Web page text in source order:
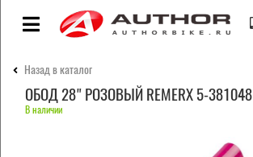
Назад в каталог
ОБОД 28" РОЗОВЫЙ REMERX 5-381048
В наличии